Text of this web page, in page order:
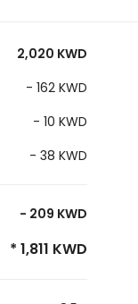
2,020 KWD
- 162 KWD
- 10 KWD
- 38 KWD
- 209 KWD
* 1,811 KWD